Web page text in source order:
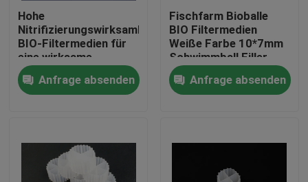
Haus
Über uns
Hohe
Nitrifizierungswirksamkeit
BIO-Filtermedien für
eine wirksame
Abwasserbehandlung
Anfrage absenden
Fischfarm Bioballe
BIO Filtermedien
Weiße Farbe 10*7mm
Schwimmball Filler
100% jungfräuliche
HDPE Biofiltermedien
Anfrage absenden